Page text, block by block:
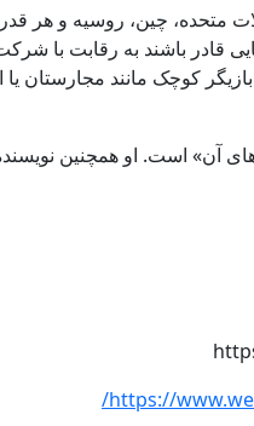
متحده، چین، روسیه و
قادر باشند به رقابت با
کوچک مانند مجارستان یا
آن» است. او همچنین
https://